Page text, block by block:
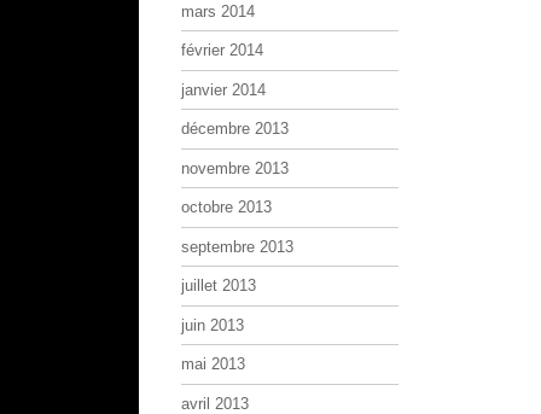
mars 2014
février 2014
janvier 2014
décembre 2013
novembre 2013
octobre 2013
septembre 2013
juillet 2013
juin 2013
mai 2013
avril 2013